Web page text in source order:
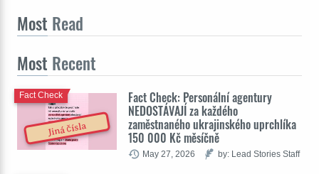
Most Read
Most Recent
Jiná čísla
Fact Check: Personální agentury
NEDOSTÁVAJÍ za každého
zaměstnaného ukrajinského uprchlíka
150 000 Kč měsíčně
Fact Check
May 27, 2026 by: Lead Stories Staff